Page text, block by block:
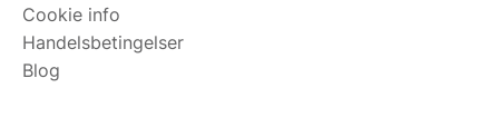
Cookie info
Handelsbetingelser
Blog